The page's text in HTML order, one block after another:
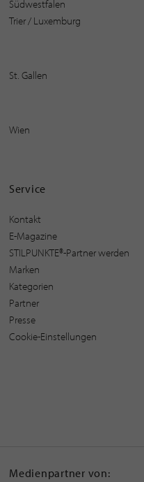
Südwestfalen
Trier / Luxemburg
St. Gallen
Wien
Service
Kontakt
E-Magazine
STILPUNKTE®-Partner werden
Marken
Kategorien
Partner
Presse
Cookie-Einstellungen
Medienpartner von: